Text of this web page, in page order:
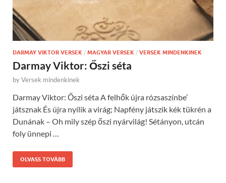
DARMAY VIKTOR VERSEK / MAGYAR VERSEK / VERSEK MINDENKINEK
Darmay Viktor: Őszi séta
byVersek mindenkinek
Darmay Viktor: Őszi séta A felhők újra rózsaszínbe’
játsznak És újra nyílik a virág; Napfény játszik kék tükrén a
Dunának – Oh mily szép őszi nyárvilág! Sétányon, utcán
foly ünnepi …
OLVASS TOVÁBB